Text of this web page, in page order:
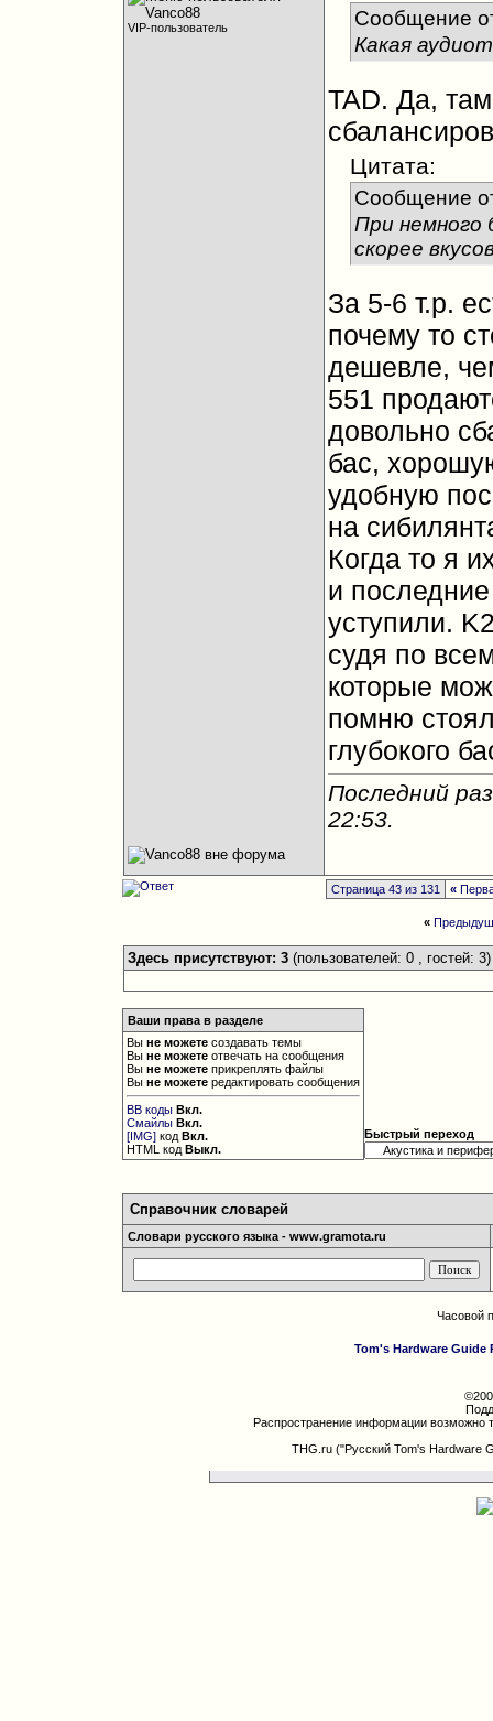
VIP-пользователь
Сообщение
Какая
TAD. Да,
Цитата:
Сообщение
При немного
скорее
За 5-6 т.р.
почему то
дешевле,
551
довольно
бас,
удобную
на
Когда то я
и
уступили.
судя по
которые
помню
глубокого
Последний
22:53.
Страница 43 из 131 «
«
Здесь присутствуют: 3 (пользователей: 0 , гостей: 3)
Ваши права в разделе
Выне можете создавать темы
Выне можете отвечать на сообщения
Выне можете прикреплять файлы
Выне можете редактировать сообщения
BB коды Вкл.
Смайлы Вкл.
[IMG] кодВкл.
HTML кодВыкл.
Быстрый переход
Справочник словарей
Словари русского языка - www.gramota.ru
Часовой
Tom's Hardware Guide
Распространение информации возможно
THG.ru ("Русский Tom's Hardware